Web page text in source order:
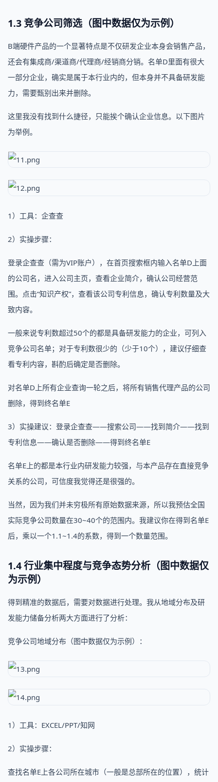
1.3 竞争公司筛选（图中数据仅为示例）
B端硬件产品的一个显著特点是不仅研发企业本身会销售产品，
还会有集成商/渠道商/代理商/经销商分销。名单D里面有很大
一部分企业，确实是属于本行业内的，但本身并不具备研发能
力，需要甄别出来并删除。
这里我没有找到什么捷径，只能挨个确认企业信息。以下图片
为举例。
1）工具：企查查
2）实操步骤：
登录企查查（需为VIP账户），在首页搜索框内输入名单D上面
的公司名，进入公司主页，查看企业简介，确认公司经营范
围。点击“知识产权”，查看该公司专利信息，确认专利数量及大
致内容。
一般来说专利数超过50个的都是具备研发能力的企业，可列入
竞争公司名单；对于专利数很少的（少于10个），建议仔细查
看专利内容，斟酌后确定是否删除。
对名单D上所有企业查询一轮之后，将所有销售代理产品的公司
删除，得到终名单E
3）实操建议：登录企查查——搜索公司——找到简介——找到
专利信息——确认是否删除——得到终名单E
名单E上的都是本行业内研发能力较强，与本产品存在直接竞争
关系的公司，可信度我觉得还是很强的。
当然，因为我们并未穷极所有原始数据来源，所以我预估全国
实际竞争公司数量在30~40个的范围内。我建议你在得到名单E
后，乘以一个1.1~1.4的系数，得到一个数量范围。
1.4 行业集中程度与竞争态势分析（图中数据仅
为示例）
得到精准的数据后，需要对数据进行处理。我从地域分布及研
发能力储备分析两大方面进行了分析：
竞争公司地域分布（图中数据仅为示例）：
1）工具：EXCEL/PPT/知网
2）实操步骤：
查找名单E上各公司所在城市（一般是总部所在的位置），统计